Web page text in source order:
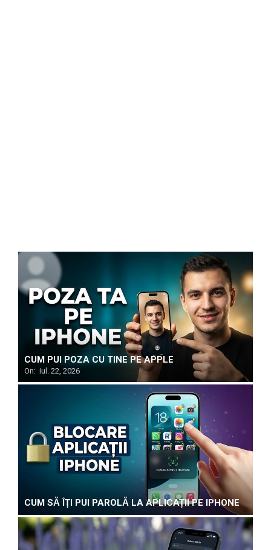
CUM PUI POZA CU TINE PE APPLE
On: iul. 22, 2026
CUM SĂ ÎȚI PUI PAROLĂ LA APLICAȚII PE IPHONE